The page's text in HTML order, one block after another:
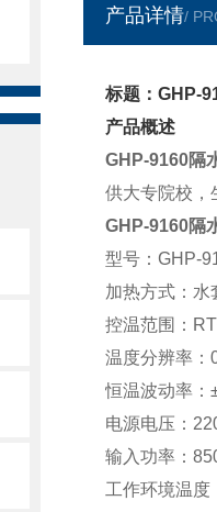
产品详情/
标题：GHP-
产品概述
GHP-9160隔
供大专院校，
GHP-9160隔
型号 ： GHP-9
加热方式 ： 水
控温范围 ：
温度分辨率 ：
恒温波动率 ：
电源电压 ：
输入功率 ：
工作环境温度